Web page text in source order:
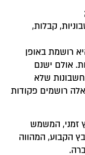
קבלות,
רושמת באופן
אולם ישנם
שלא
רושמים פקודות
זמני, המשמש
הקבוע, המהווה